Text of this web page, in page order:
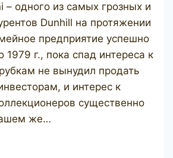
– одного из самых грозных и
Dunhill на протяжении
предприятие успешно
1979 г., пока спад интереса к
не вынудил продать
и интерес к
существенно
же…